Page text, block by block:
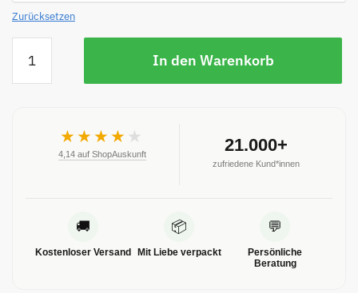
Zurücksetzen
In den Warenkorb
★★★★ ★
4,14 auf ShopAuskunft 21.000+
zufriedene Kund*innen
🚚
Kostenloser Versand
📦
Mit Liebe verpackt
💬
Persönliche
Beratung